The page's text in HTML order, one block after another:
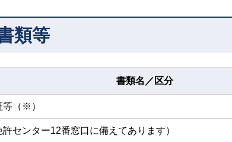
類等
書類名／区分
等（※）
センター12番窓口に備えてあります）